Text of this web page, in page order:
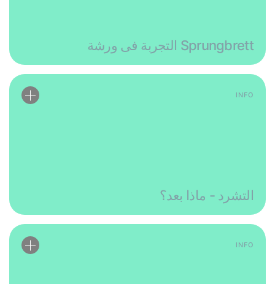
Sprungbrett التجربة فى ورشة
INFO
التشرد - ماذا بعد؟
INFO